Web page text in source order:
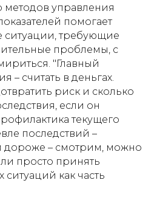
управления
помогает
ситуации, требующие
проблемы, с
"Главный
– считать в деньгах.
риск и сколько
если он
текущего
последствий –
дороже – смотрим, можно
просто принять
ситуаций как часть